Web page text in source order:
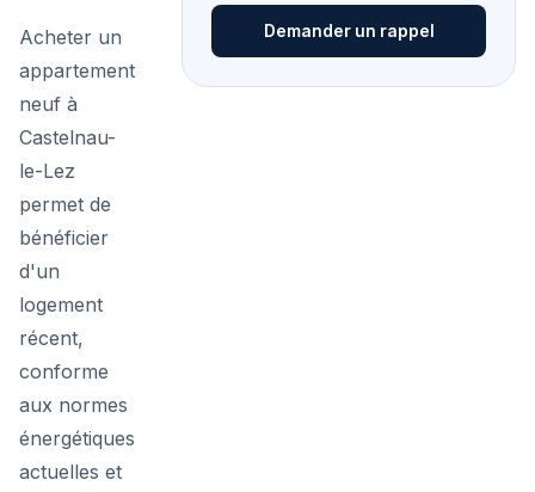
Acheter un
appartement
neuf à
Castelnau-
le-Lez
permet de
bénéficier
d'un
logement
récent,
conforme
aux normes
énergétiques
actuelles et
Demander un rappel